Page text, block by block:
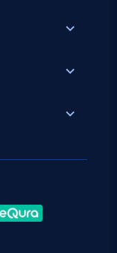
expand_more
expand_more
expand_more